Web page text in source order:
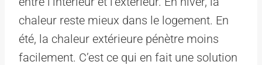
chaleur reste mieux dans le logement. En
été, la chaleur extérieure pénètre moins
facilement. C’est ce qui en fait une solution